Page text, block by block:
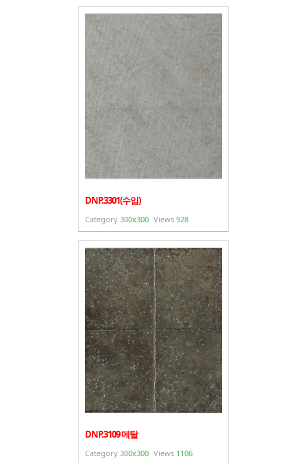
DNP.3301(수입)
Category 300x300 Views 928
DNP.3109 메탈
Category 300x300 Views 1106